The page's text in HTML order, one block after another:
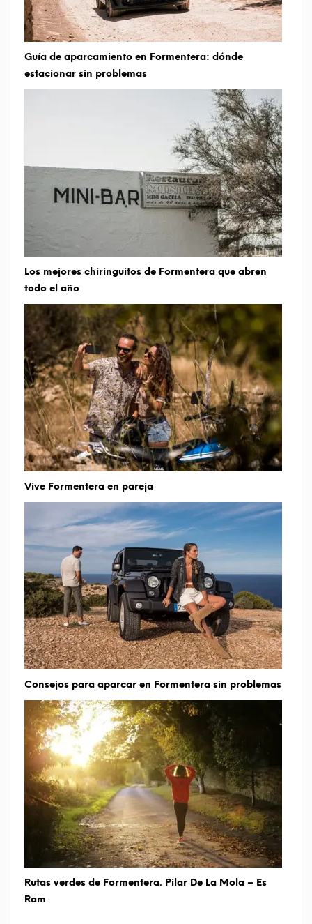
Guía de aparcamiento en Formentera: dónde
estacionar sin problemas
Los mejores chiringuitos de Formentera que abren
todo el año
Vive Formentera en pareja
Consejos para aparcar en Formentera sin problemas
Rutas verdes de Formentera. Pilar De La Mola – Es
Ram